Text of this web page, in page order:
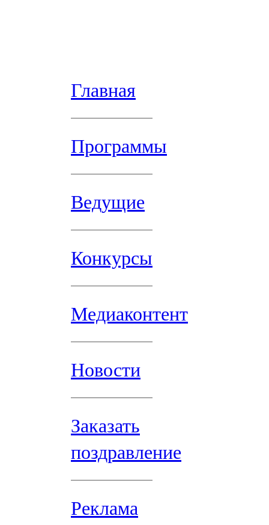
Главная
Программы
Ведущие
Конкурсы
Медиаконтент
Новости
Заказать
поздравление
Реклама